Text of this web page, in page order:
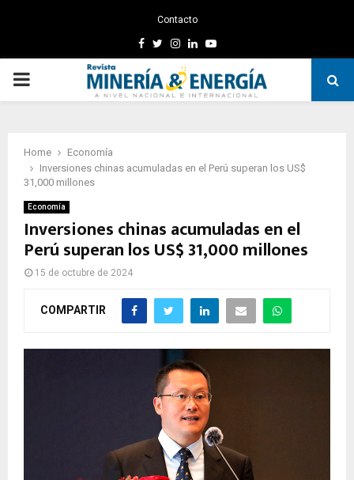
Contacto
Facebook
TwitterInstagram
LinkedinYoutube
PRIMARY
Home
Economía
Inversiones chinas acumuladas en el Perú superan los US$
31,000 millones
Economía
Inversiones chinas acumuladas en el
Perú superan los US$ 31,000 millones
15 de octubre de 2024
COMPARTIR